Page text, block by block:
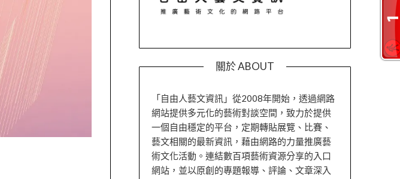
關於 ABOUT
「自由人藝文資訊」從2008年開始，透過網路
網站提供多元化的藝術對談空間，致力於提供
一個自由穩定的平台，定期轉貼展覽、比賽、
藝文相關的最新資訊，藉由網路的力量推廣藝
術文化活動。連結數百項藝術資源分享的入口
網站，並以原創的專題報導、評論、文章深入